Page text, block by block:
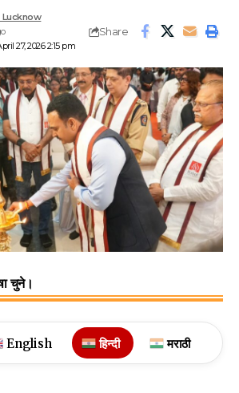
27, 2026 2:15 pm
Lucknow
Share
चुने।
English हिन्दी मराठी